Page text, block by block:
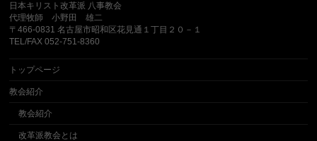
日本キリスト改革派 八事教会
代理牧師 小野田 雄二
〒466-0831 名古屋市昭和区花見通１丁目２０－１
TEL/FAX 052-751-8360
トップページ
教会紹介
教会紹介
改革派教会とは